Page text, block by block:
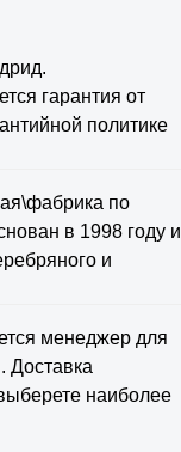
гарантия от
политике
по
в 1998 году и
и
менеджер для
Доставка
наиболее